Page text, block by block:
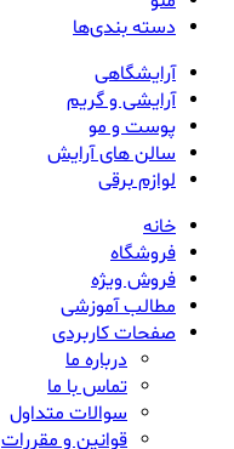
دسته بندی‌ها
آرایشگاهی
آرایشی و گریم
پوست و مو
سالن های آرایش
لوازم برقی
خانه
فروشگاه
فروش ویژه
مطالب آموزشی
صفحات کاربردی
درباره ما
تماس با ما
سوالات متداول
قوانین و مقررات